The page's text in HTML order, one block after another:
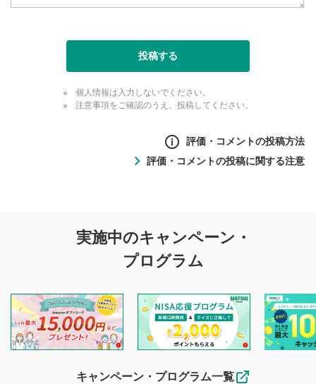
投稿する
個人情報は入力しないでください。
注意事項をご確認のうえ、投稿してください。
評価・コメントの投稿方法
評価・コメントの投稿に関する注意
投稿に関する注意
を目的として、各動画コンテンツに、評価およびコメントの
投稿ができます。利用者は以下の注意事項をご理解のうえ、
閲覧および投稿を行うものとしてください。
他の利用者が動画を視聴される際の参考になるコメントをお
待ちしております。
なお、投稿をもって、本注意事項に同意されたものとみなし
実施中のキャンペーン・
プログラム
キャンペーン・プログラム一覧